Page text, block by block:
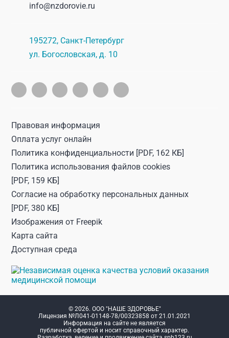
info@nzdorovie.ru
195272, Санкт-Петербург
ул. Богословская, д. 10
Правовая информация
Оплата услуг онлайн
Политика конфиденциальности [PDF, 162 КБ]
Политика использования файлов cookies
[PDF, 159 КБ]
Согласие на обработку персональных данных
[PDF, 380 КБ]
Изображения от Freepik
Карта сайта
Доступная среда
© 2026. ООО "НАШЕ ЗДОРОВЬЕ"
Лицензия №Л041-01148-78/00323858 от 21.01.2021
Информация на сайте не является
публичной офертой и носит справочный характер.